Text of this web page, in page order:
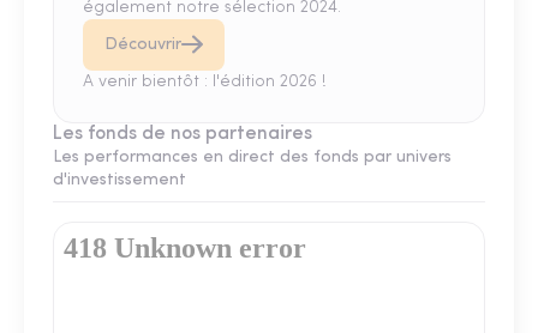
également notre sélection 2024.
Découvrir
A venir bientôt : l'édition 2026 !
Les fonds de nos partenaires
Les performances en direct des fonds par univers
d'investissement